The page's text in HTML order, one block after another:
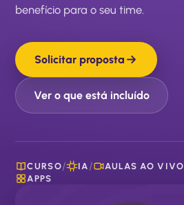
benefício para o seu time.
Solicitar proposta
Ver o que está incluído
CURSO/ IA / AULAS AO VIVO
APPS